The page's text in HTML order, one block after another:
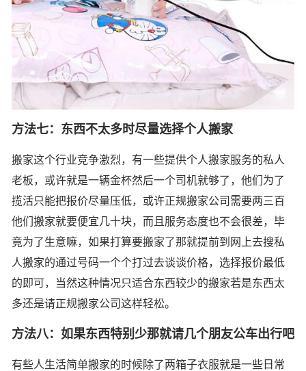
方法七：东西不太多时尽量选择个人搬家
搬家这个行业竞争激烈，有一些提供个人搬家服务的私人
老板，或许就是一辆金杯然后一个司机就够了，他们为了
揽活只能把报价尽量压低，或许正规搬家公司需要两三百
他们搬家就要便宜几十块，而且服务态度也不会很差，毕
竟为了生意嘛，如果打算要搬家了那就提前到网上去搜私
人搬家的通过号码一个个打过去谈谈价格，选择报价最低
的即可，当然这种情况只适合东西较少的搬家若是东西太
多还是请正规搬家公司这样轻松。
方法八：如果东西特别少那就请几个朋友公车出行吧
有些人生活简单搬家的时候除了两箱子衣服就是一些日常